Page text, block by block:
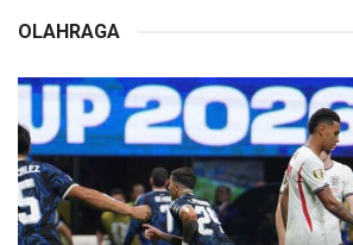
OLAHRAGA